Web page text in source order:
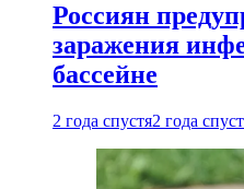
Россиян
заражения
бассейне
2 года спустя2 года